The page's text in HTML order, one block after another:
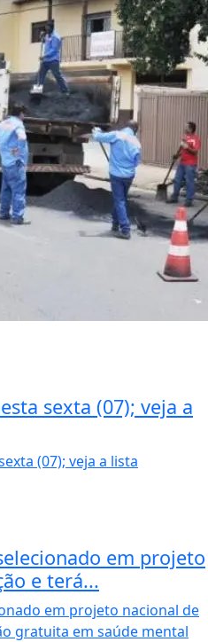
sexta (07); veja a
em projeto
e terá...